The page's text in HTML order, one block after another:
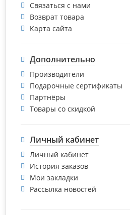
Связаться с нами
Возврат товара
Карта сайта
Дополнительно
Производители
Подарочные сертификаты
Партнёры
Товары со скидкой
Личный кабинет
Личный кабинет
История заказов
Мои закладки
Рассылка новостей